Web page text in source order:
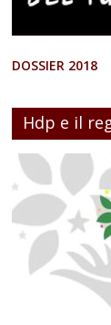
DOSSIER 2018
Hdp e il